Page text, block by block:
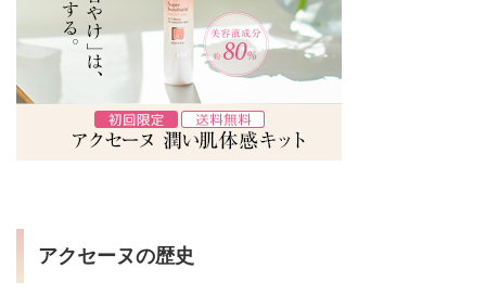
アクセーヌの歴史